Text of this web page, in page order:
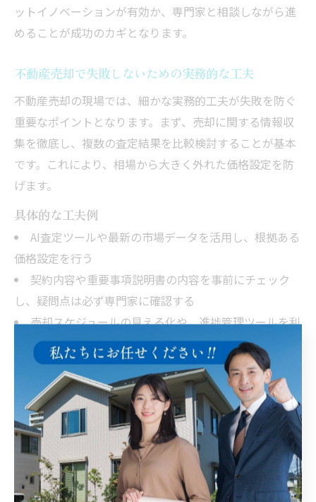
ットイノベーションが有効か、専門家と相談しながら進
めることが成功のカギとなります。
不動産売却で失敗しないための実務的な工夫
不動産売却の現場では、細かな実務的工夫が失敗を防ぐ
重要なポイントとなります。まず、売却に関する情報収
集を徹底し、複数の査定結果を比較検討することが基本
です。これにより、相場から大きく外れた価格設定を防
げます。
具体的な工夫例
AI査定ツールや最新の市場データを活用し、根拠ある
価格設定を行う
契約内容や重要事項説明書の内容を事前にチェック
し、疑問点は必ず専門家に確認する
売却スケジュールの見える化や、進捗管理ツールを利
用して抜け漏れを防ぐ
また、売却後のトラブルを防ぐため、引き渡し時の現況
確認や瑕疵担保責任の範囲を明確にしておくことも大切
です。これらの工夫を積み重ねることで、安心して不動
産売却を進められます。
管理と売却を両立させる革新のポイント